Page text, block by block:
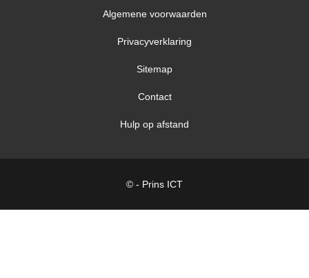
Algemene voorwaarden
Privacyverklaring
Sitemap
Contact
Hulp op afstand
© - Prins ICT